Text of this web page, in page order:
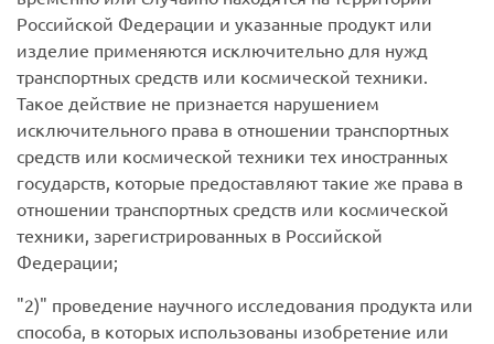
Российской Федерации и указанные продукт или
изделие применяются исключительно для нужд
транспортных средств или космической техники.
Такое действие не признается нарушением
исключительного права в отношении транспортных
средств или космической техники тех иностранных
государств, которые предоставляют такие же права в
отношении транспортных средств или космической
техники, зарегистрированных в Российской
Федерации;
2)
проведение научного исследования продукта или
способа, в которых использованы изобретение или